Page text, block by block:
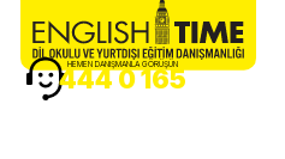
HEMEN DANIŞMANLA GÖRÜŞÜN
444 0 165